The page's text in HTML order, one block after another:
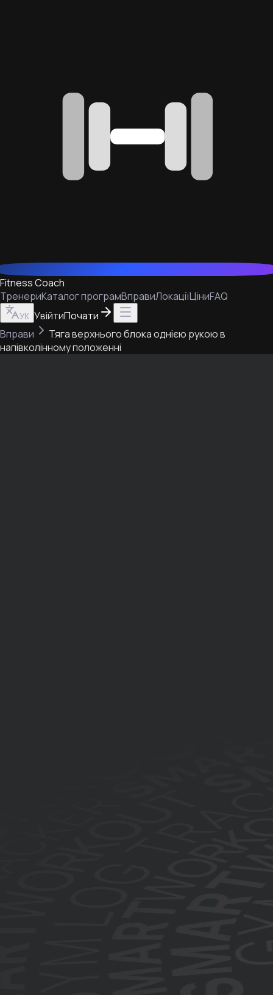
Fitness Coach
ТренериКаталог програмВправиЛокаціїЦіниFAQ
УК УвійтиПочати
Вправи
Тяга верхнього блока однією рукою в
напівколінному положенні